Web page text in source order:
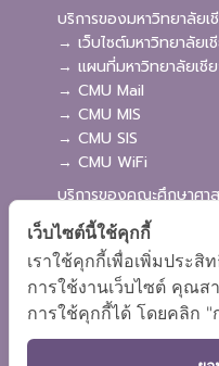
บริการของมหาวิทยาลัยเ
→ เว็บไซต์มหาวิทยาลัยเ
→ แผนที่มหาวิทยาลัยเชี
→ CMU Mail
→ CMU MIS
→ CMU SIS
→ CMU WiFi
บริการของคณะศึกษาศา
→ เว็บไซต์คณะศึกษาศาส
→ ระบบจัดการเว็บไซต์
→ ระบบ Admission
→ EDU MIS
→ EDU SIS
เว็บไซต์นี้ใช้คุกกี้
เราใช้คุกกี้เพื่อเพิ่มประ
การใช้งานเว็บไซต์ คุณส
การใช้คุกกี้ได้ โดยคลิก "